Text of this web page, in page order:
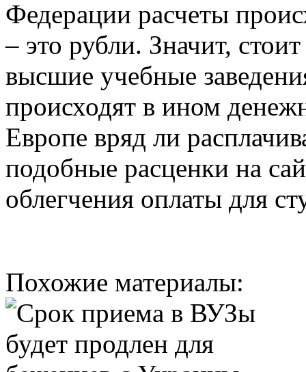
Федерации расчеты
– это рубли. Значит,
высшие учебные
происходят в ином
Европе вряд ли
подобные расценки на
облегчения оплаты для
Похожие материалы: